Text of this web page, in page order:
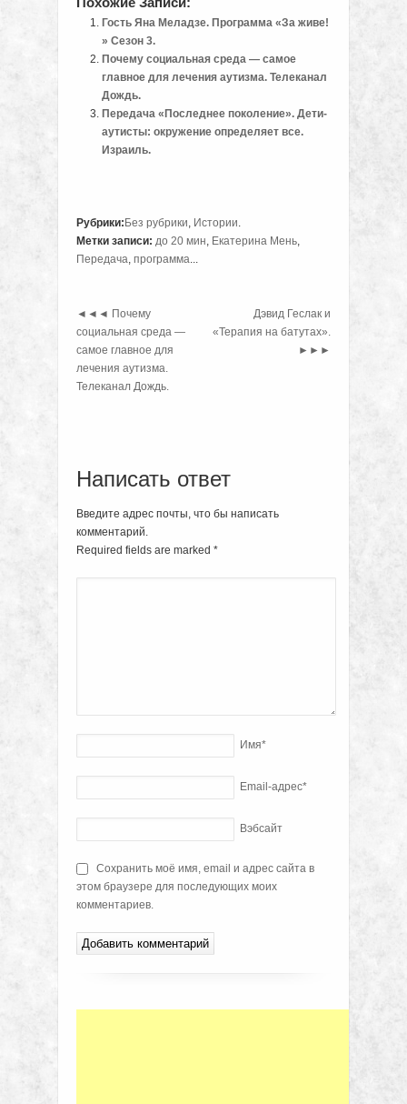
Гость Яна Меладзе. Программа «За живе!
» Сезон 3.
Почему социальная среда — самое
главное для лечения аутизма. Телеканал
Дождь.
Передача «Последнее поколение». Дети-
аутисты: окружение определяет все.
Израиль.
Рубрики: Без рубрики, Истории.
Метки записи: до 20 мин, Екатерина Мень,
Передача, программа...
◄◄◄ Почему
социальная среда —
самое главное для
лечения аутизма.
Телеканал Дождь.
Дэвид Геслак и
«Терапия на батутах».
►►►
Написать ответ
Введите адрес почты, что бы написать
комментарий.
Required fields are marked *
Имя*
Email-адрес*
Вэбсайт
Сохранить моё имя, email и адрес сайта в
этом браузере для последующих моих
комментариев.